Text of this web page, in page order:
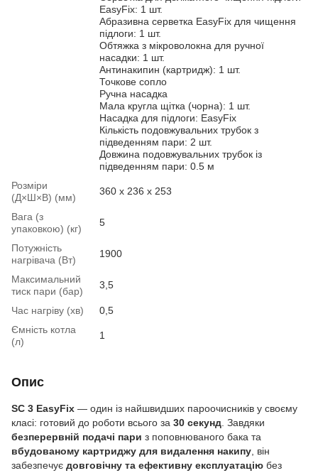
EasyFix: 1 шт.
Абразивна серветка EasyFix для чищення
підлоги: 1 шт.
Обтяжка з мікроволокна для ручної
насадки: 1 шт.
Антинакипин (картридж): 1 шт.
Точкове сопло
Ручна насадка
Мала кругла щітка (чорна): 1 шт.
Насадка для підлоги: EasyFix
Кількість подовжувальних трубок з
підведенням пари: 2 шт.
Довжина подовжувальних трубок із
підведенням пари: 0.5 м
Розміри
(Д×Ш×В) (мм)
360 x 236 x 253
Вага (з
упаковкою) (кг)
5
Потужність
нагрівача (Вт)
1900
Максимальний
тиск пари (бар)
3,5
Час нагріву (хв)
0,5
Ємність котла
(л)
1
Опис
SC 3 EasyFix — один із найшвидших пароочисників у своєму
класі: готовий до роботи всього за 30 секунд . Завдяки
безперервній подачі пари з поповнюваного бака та
вбудованому картриджу для видалення накипу , він
забезпечує довговічну та ефективну експлуатацію без